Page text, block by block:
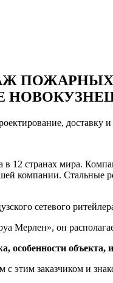
ПОЖАРНЫХ
доставку
12 странах мира.
компании. Стальные
сетевого
Мерлен», он
особенности
этим заказчиком и